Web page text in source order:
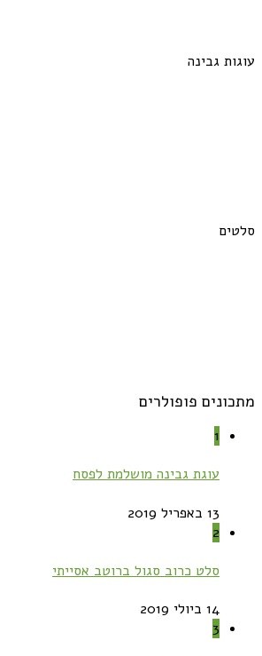
עוגות גבינה
סלטים
מתכונים פופולרים
1
עוגת גבינה מושלמת לפסח
13 באפריל 2019
2
סלט כרוב סגול ברוטב אסייתי
14 ביולי 2019
3